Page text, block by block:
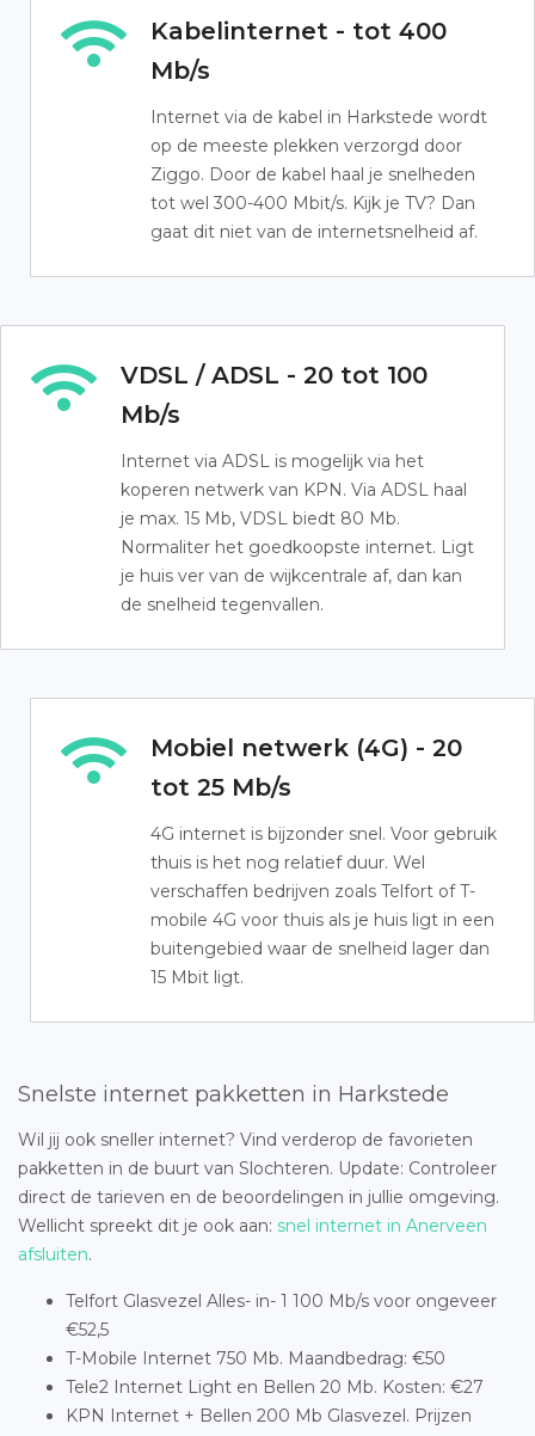
Kabelinternet - tot 400
Mb/s
Internet via de kabel in Harkstede wordt
op de meeste plekken verzorgd door
Ziggo. Door de kabel haal je snelheden
tot wel 300-400 Mbit/s. Kijk je TV? Dan
gaat dit niet van de internetsnelheid af.
VDSL / ADSL - 20 tot 100
Mb/s
Internet via ADSL is mogelijk via het
koperen netwerk van KPN. Via ADSL haal
je max. 15 Mb, VDSL biedt 80 Mb.
Normaliter het goedkoopste internet. Ligt
je huis ver van de wijkcentrale af, dan kan
de snelheid tegenvallen.
Mobiel netwerk (4G) - 20
tot 25 Mb/s
4G internet is bijzonder snel. Voor gebruik
thuis is het nog relatief duur. Wel
verschaffen bedrijven zoals Telfort of T-
mobile 4G voor thuis als je huis ligt in een
buitengebied waar de snelheid lager dan
15 Mbit ligt.
Snelste internet pakketten in Harkstede
Wil jij ook sneller internet? Vind verderop de favorieten
pakketten in de buurt van Slochteren. Update: Controleer
direct de tarieven en de beoordelingen in jullie omgeving.
Wellicht spreekt dit je ook aan: snel internet in Anerveen
afsluiten.
Telfort Glasvezel Alles- in- 1 100 Mb/s voor ongeveer
€52,5
T-Mobile Internet 750 Mb. Maandbedrag: €50
Tele2 Internet Light en Bellen 20 Mb. Kosten: €27
KPN Internet + Bellen 200 Mb Glasvezel. Prijzen